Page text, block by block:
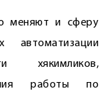
меняют и сферу
хякимликов,
работы по